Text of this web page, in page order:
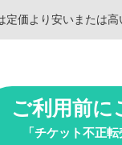
価より安いまたは高
ご利用前に
「チケット不正